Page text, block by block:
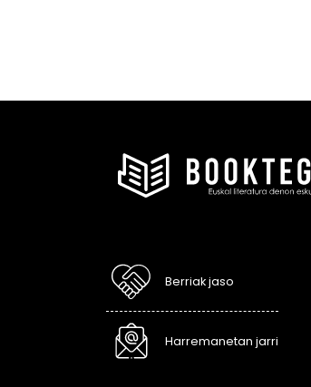
Berriak jaso
Harremanetan jarri